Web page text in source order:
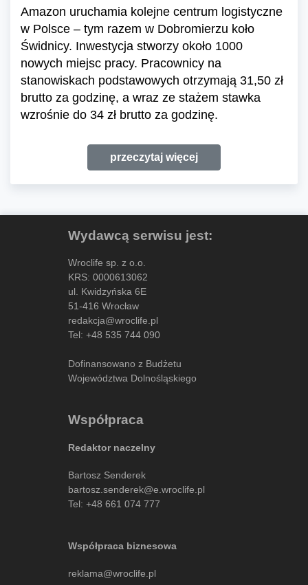
Amazon uruchamia kolejne centrum logistyczne
w Polsce – tym razem w Dobromierzu koło
Świdnicy. Inwestycja stworzy około 1000
nowych miejsc pracy. Pracownicy na
stanowiskach podstawowych otrzymają 31,50 zł
brutto za godzinę, a wraz ze stażem stawka
wzrośnie do 34 zł brutto za godzinę.
przeczytaj więcej
Wydawcą serwisu jest:
Wroclife sp. z o.o.
KRS: 0000613062
ul. Kwidzyńska 6E
51-416 Wrocław
redakcja@wroclife.pl
Tel: +48 535 744 090
Dofinansowano z Budżetu
Województwa Dolnośląskiego
Współpraca
Redaktor naczelny
Bartosz Senderek
bartosz.senderek@e.wroclife.pl
Tel: +48 661 074 777
Współpraca biznesowa
reklama@wroclife.pl